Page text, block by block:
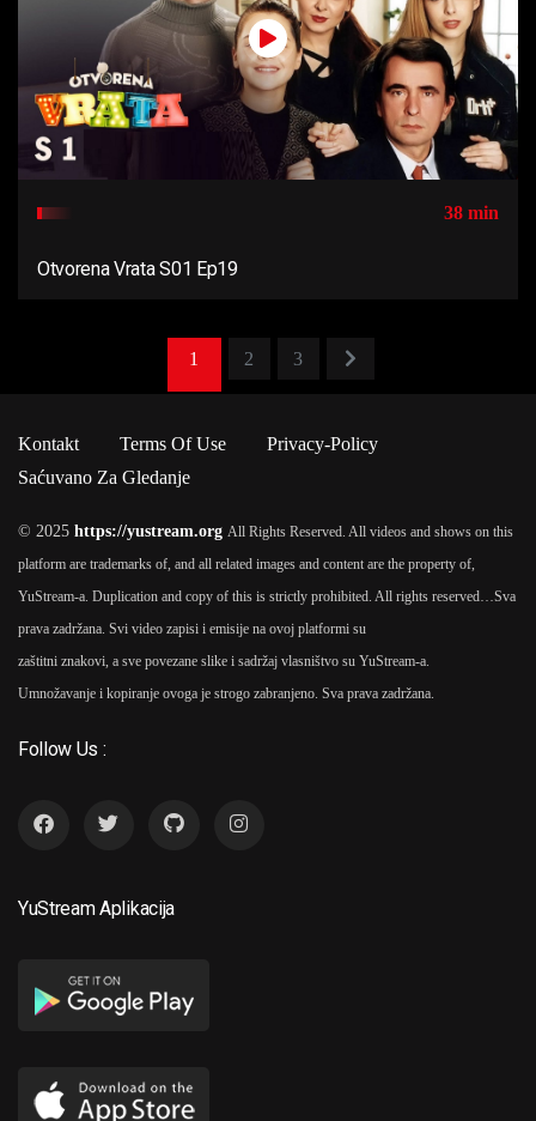
38 min
Otvorena Vrata S01 Ep19
1 2 3
Kontakt Terms Of Use
Privacy-Policy
Saćuvano Za Gledanje
© 2025 https://yustream.org All Rights Reserved. All videos and shows on this
platform are trademarks of, and all related images and content are the property of,
YuStream-a. Duplication and copy of this is strictly prohibited. All rights reserved… Sva
prava zadržana. Svi video zapisi i emisije na ovoj platformi su
zaštitni znakovi, a sve povezane slike i sadržaj vlasništvo su YuStream-a.
Umnožavanje i kopiranje ovoga je strogo zabranjeno. Sva prava zadržana.
Follow Us :
YuStream Aplikacija